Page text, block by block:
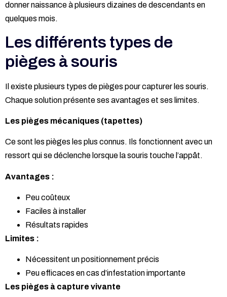
donner naissance à plusieurs dizaines de descendants en
quelques mois.
Les différents types de
pièges à souris
Il existe plusieurs types de pièges pour capturer les souris.
Chaque solution présente ses avantages et ses limites.
Les pièges mécaniques (tapettes)
Ce sont les pièges les plus connus. Ils fonctionnent avec un
ressort qui se déclenche lorsque la souris touche l’appât.
Avantages :
Peu coûteux
Faciles à installer
Résultats rapides
Limites :
Nécessitent un positionnement précis
Peu efficaces en cas d’infestation importante
Les pièges à capture vivante